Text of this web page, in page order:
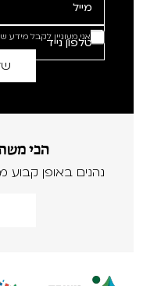
אני מעוניין לקבל מידע
הכי
נהנים באופן קבוע